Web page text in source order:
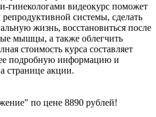
гинекологами видеокурс поможет
репродуктивной системы, сделать
жизнь, восстановиться после
мышцы, а также облегчить
стоимость курса составляет
подробную информацию и
странице акции.
по цене 8890 рублей!